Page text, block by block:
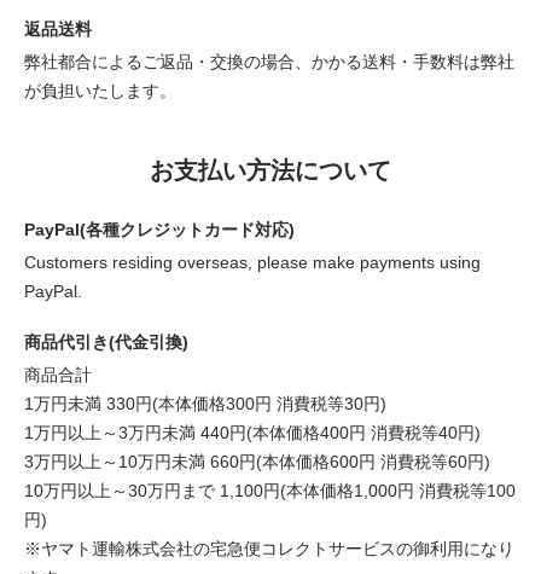
返品送料
弊社都合によるご返品・交換の場合、かかる送料・手数料は弊社
が負担いたします。
お支払い方法について
PayPal(各種クレジットカード対応)
Customers residing overseas, please make payments using
PayPal.
商品代引き(代金引換)
商品合計
1万円未満 330円(本体価格300円 消費税等30円)
1万円以上～3万円未満 440円(本体価格400円 消費税等40円)
3万円以上～10万円未満 660円(本体価格600円 消費税等60円)
10万円以上～30万円まで 1,100円(本体価格1,000円 消費税等100
円)
※ヤマト運輸株式会社の宅急便コレクトサービスの御利用になり